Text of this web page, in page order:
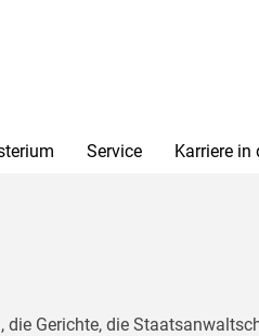
Service Karriere in
Gerichte, die